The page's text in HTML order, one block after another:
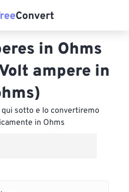
in Ohms
ampere in
sotto e lo convertiremo
in Ohms